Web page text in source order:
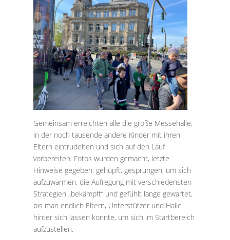
Gemeinsam erreichten alle die große Messehalle,
in der noch tausende andere Kinder mit ihren
Eltern eintrudelten und sich auf den Lauf
vorbereiten. Fotos wurden gemacht, letzte
Hinweise gegeben, gehüpft, gesprungen, um sich
aufzuwärmen, die Aufregung mit verschiedensten
Strategien „bekämpft“ und gefühlt lange gewartet,
bis man endlich Eltern, Unterstützer und Halle
hinter sich lassen konnte, um sich im Startbereich
aufzustellen.